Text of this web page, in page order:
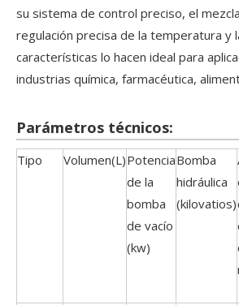
su sistema de control preciso, el
regulación precisa de la temperatura y
características lo hacen ideal para
industrias química, farmacéutica,
Parámetros técnicos:
Tipo Volumen(L)Potencia
de la
bomba
de vacío
(kw)
Bomba
hidráulica
(kilovatios)